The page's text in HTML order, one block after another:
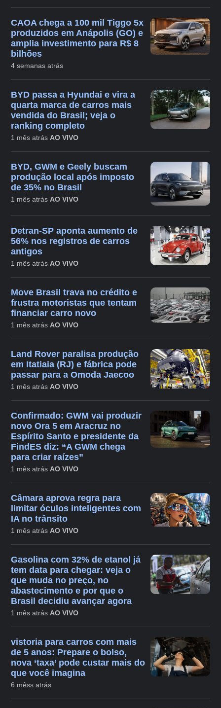
CAOA chega a 100 mil Tiggo 5x
produzidos em Anápolis (GO) e
amplia investimento para R$ 8
bilhões
4 semanas atrás
BYD passa a Hyundai e vira a
quarta marca de carros mais
vendida do Brasil; veja o
ranking completo
1 mês atrás AO VIVO
BYD, GWM e Geely buscam
produção local após imposto
de 35% no Brasil
1 mês atrás AO VIVO
Detran-SP aponta aumento de
56% nos registros de carros
antigos
1 mês atrás AO VIVO
Move Brasil trava no crédito e
frustra motoristas que tentam
financiar carro novo
1 mês atrás AO VIVO
Land Rover paralisa produção
em Itatiaia (RJ) e fábrica pode
passar para a Omoda Jaecoo
1 mês atrás AO VIVO
Confirmado: GWM vai produzir
novo Ora 5 em Aracruz no
Espírito Santo e presidente da
FindES diz: “A GWM chega
para criar raízes”
1 mês atrás AO VIVO
Câmara aprova regra para
limitar óculos inteligentes com
IA no trânsito
1 mês atrás AO VIVO
Gasolina com 32% de etanol já
tem data para chegar: veja o
que muda no preço, no
abastecimento e por que o
Brasil decidiu avançar agora
1 mês atrás AO VIVO
vistoria para carros com mais
de 5 anos: Prepare o bolso,
nova ‘taxa’ pode custar mais do
que você imagina
6 mêss atrás